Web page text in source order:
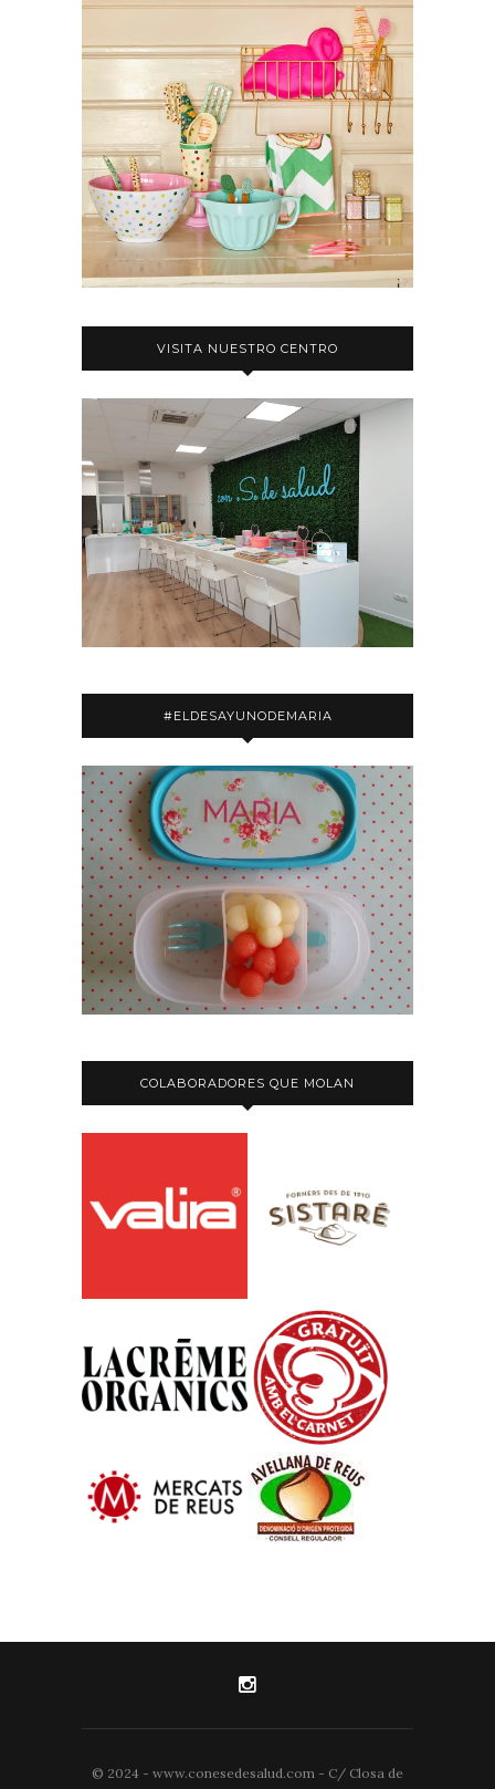
VISITA NUESTRO CENTRO
#ELDESAYUNODEMARIA
COLABORADORES QUE MOLAN
© 2024 - www.conesedesalud.com - C/ Closa de